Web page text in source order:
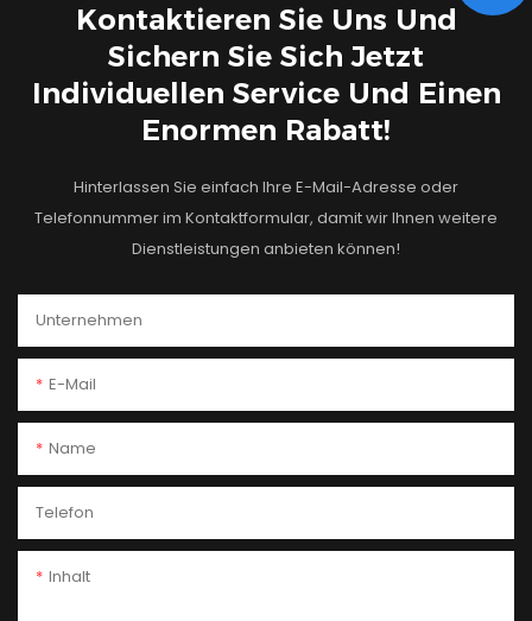
Kontaktieren Sie Uns Und
Sichern Sie Sich Jetzt
Individuellen Service Und Einen
Enormen Rabatt!
Hinterlassen Sie einfach Ihre E-Mail-Adresse oder
Telefonnummer im Kontaktformular, damit wir Ihnen weitere
Dienstleistungen anbieten können!
Unternehmen
E-Mail
Name
Telefon
Inhalt